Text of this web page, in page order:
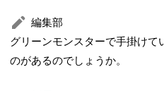
編集部
グリーンモンスターで手掛けて
のがあるのでしょうか。